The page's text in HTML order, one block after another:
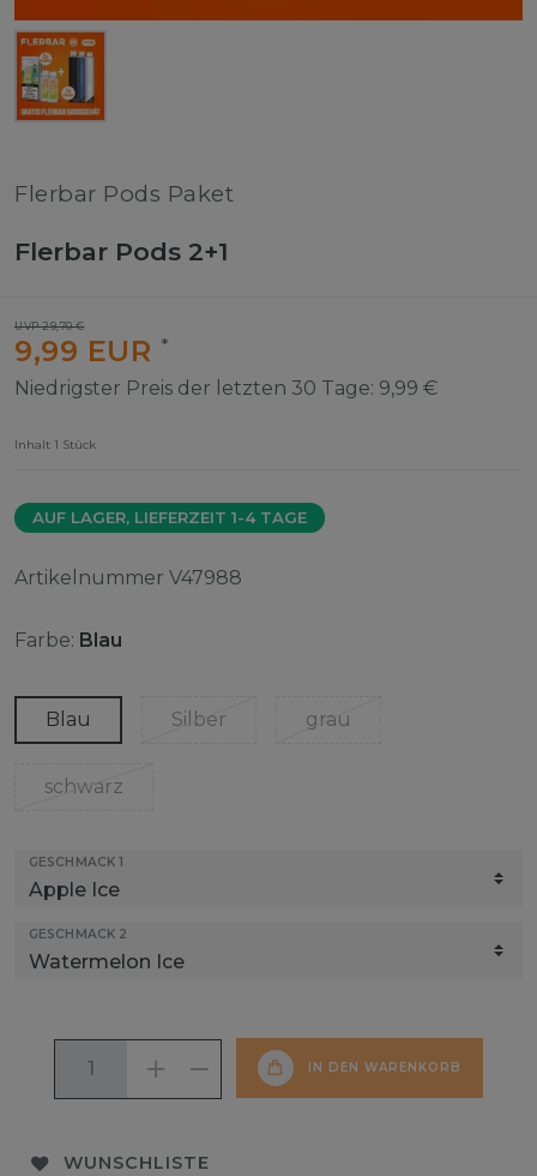
Flerbar Pods Paket
Flerbar Pods 2+1
UVP 29,70 €
9,99 EUR *
Niedrigster Preis der letzten 30 Tage: 9,99 €
Inhalt 1 Stück
AUF LAGER, LIEFERZEIT 1-4 TAGE
Artikelnummer V47988
Farbe: Blau
Blau Silber grau
schwarz
GESCHMACK 1
GESCHMACK 2
IN DEN WARENKORB
WUNSCHLISTE